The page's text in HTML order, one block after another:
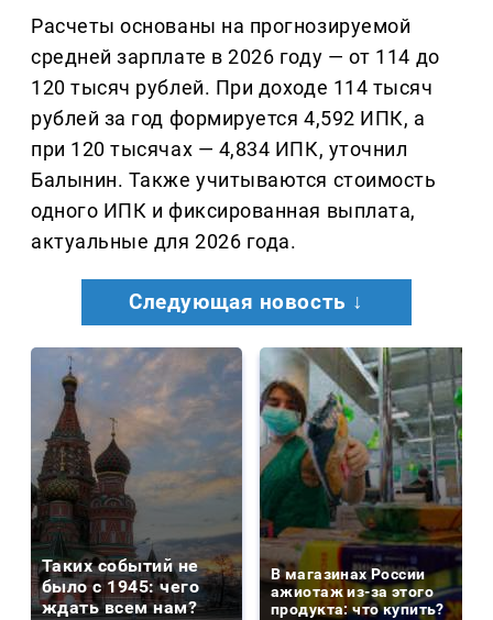
Расчеты основаны на прогнозируемой
средней зарплате в 2026 году — от 114 до
120 тысяч рублей. При доходе 114 тысяч
рублей за год формируется 4,592 ИПК, а
при 120 тысячах — 4,834 ИПК, уточнил
Балынин. Также учитываются стоимость
одного ИПК и фиксированная выплата,
актуальные для 2026 года.
Следующая новость ↓
Таких событий не
было с 1945: чего
ждать всем нам?
В магазинах России
ажиотаж из-за этого
продукта: что купить?